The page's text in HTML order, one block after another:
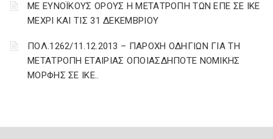
ΜΕ ΕΥΝΟΪΚΟΥΣ ΟΡΟΥΣ Η ΜΕΤΑΤΡΟΠΗ ΤΩΝ ΕΠΕ ΣΕ ΙΚΕ
ΜΕΧΡΙ ΚΑΙ ΤΙΣ 31 ΔΕΚΕΜΒΡΙΟΥ
ΠΟΛ.1262/11.12.2013 – ΠΑΡΟΧΗ ΟΔΗΓΙΩΝ ΓΙΑ ΤΗ
ΜΕΤΑΤΡΟΠΗ ΕΤΑΙΡΙΑΣ ΟΠΟΙΑΣΔΗΠΟΤΕ ΝΟΜΙΚΗΣ
ΜΟΡΦΗΣ ΣΕ ΙΚΕ..